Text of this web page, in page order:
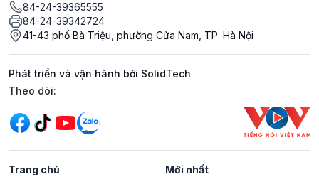
84-24-39365555
84-24-39342724
41-43 phố Bà Triệu, phường Cửa Nam, TP. Hà Nội
Phát triển và vận hành bởi SolidTech
Mạng xã hội
Theo dõi:
Trang chủ Mới nhất